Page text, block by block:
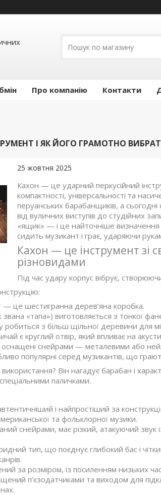
Про компанію Контакти
І ЯК ЙОГО ГРАМОТНО
25 жовтня 2025
Кахон — це ударний перкусійний
компактності, універсальності та
перуанських барабанщиків, а
від вуличних виступів до студійних
«ящик» — і це найточніше
сидить музикант і грає, ударяючи
Кахон — це інструмент зі
різновидами
Під час удару корпус вібрує,
— це шестигранна дерев’яна коробка.
«тапа») виготовляється з тонкої
робиться з більш щільної деревини для
є круглий отвір, який впливає на
оснащені снейрами — металевими або
популярні серед музикантів, що
Він нагадує барабан і
паличками.
і найпростіший за
та фольклорної музики.
снейрами, має різкий, атакуючий
тип, що поєднує глибокий бас і
за розміром, із посиленням низьких
п’єзодатчиками та виходом для